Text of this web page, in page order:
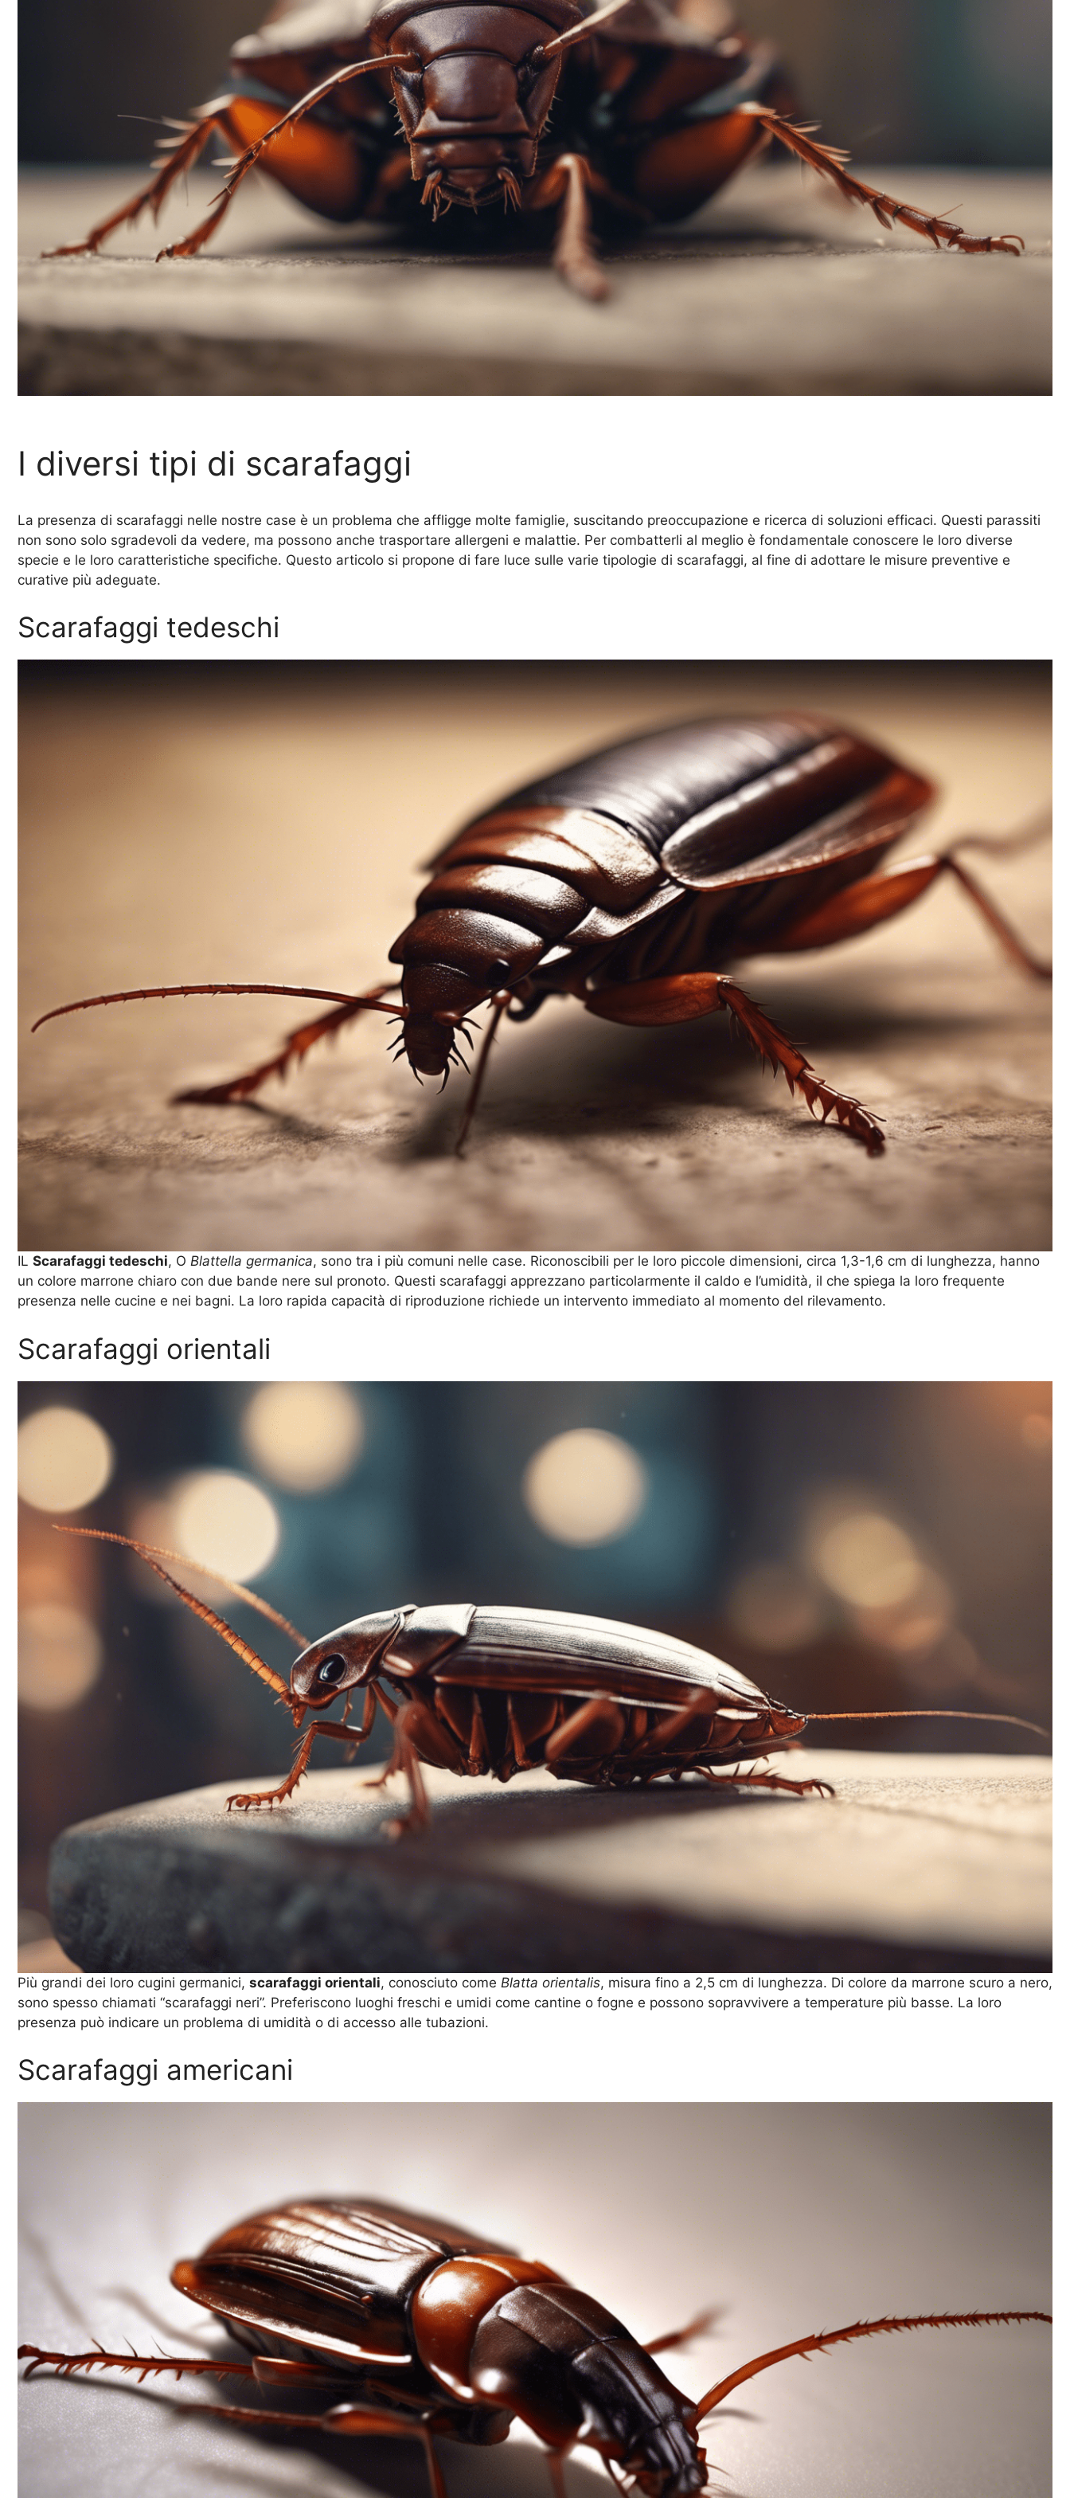
I diversi tipi di scarafaggi
La presenza di scarafaggi nelle nostre case è un problema che affligge molte famiglie, suscitando preoccupazione e ricerca di soluzioni efficaci. Questi parassiti
non sono solo sgradevoli da vedere, ma possono anche trasportare allergeni e malattie. Per combatterli al meglio è fondamentale conoscere le loro diverse
specie e le loro caratteristiche specifiche. Questo articolo si propone di fare luce sulle varie tipologie di scarafaggi, al fine di adottare le misure preventive e
curative più adeguate.
Scarafaggi tedeschi
IL Scarafaggi tedeschi, O Blattella germanica, sono tra i più comuni nelle case. Riconoscibili per le loro piccole dimensioni, circa 1,3-1,6 cm di lunghezza, hanno
un colore marrone chiaro con due bande nere sul pronoto. Questi scarafaggi apprezzano particolarmente il caldo e l’umidità, il che spiega la loro frequente
presenza nelle cucine e nei bagni. La loro rapida capacità di riproduzione richiede un intervento immediato al momento del rilevamento.
Scarafaggi orientali
Più grandi dei loro cugini germanici, scarafaggi orientali, conosciuto come Blatta orientalis, misura fino a 2,5 cm di lunghezza. Di colore da marrone scuro a nero,
sono spesso chiamati “scarafaggi neri”. Preferiscono luoghi freschi e umidi come cantine o fogne e possono sopravvivere a temperature più basse. La loro
presenza può indicare un problema di umidità o di accesso alle tubazioni.
Scarafaggi americani